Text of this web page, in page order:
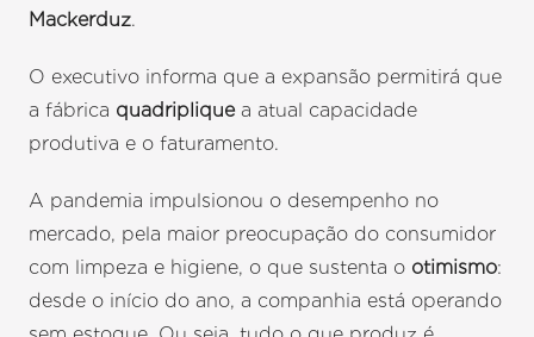
Mackerduz.
O executivo informa que a expansão permitirá que
a fábrica quadripliquea atual capacidade
produtiva e o faturamento.
A pandemia impulsionou o desempenho no
mercado, pela maior preocupação do consumidor
com limpeza e higiene, o que sustenta o otimismo:
desde o início do ano, a companhia está operando